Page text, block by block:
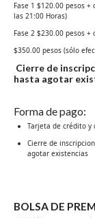
Fase 1 $120.00 pesos
las 21:00 Horas)
Fase 2 $230.00 pesos
$350.00 pesos (sólo
Cierre de
hasta agotar
Forma de pago:
Tarjeta de crédito y
Cierre de
agotar existencias
BOLSA DE